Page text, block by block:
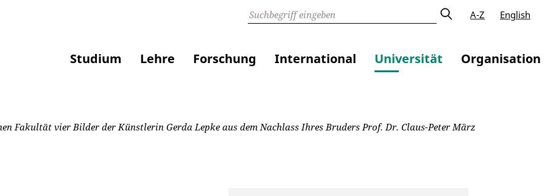
A-Z English
Studium Lehre Forschung International Universität Organisation
Fakultät vier Bilder der Künstlerin Gerda Lepke aus dem Nachlass Ihres Bruders Prof. Dr. Claus-Peter März